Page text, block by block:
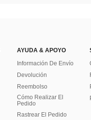
AYUDA & APOYO
Información De Envío
Devolución
Reembolso
Cómo Realizar El
Pedido
Rastrear El Pedido